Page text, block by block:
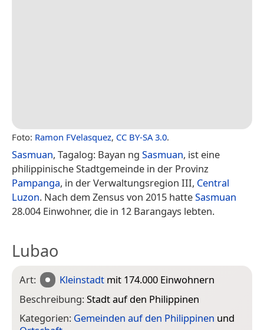
Foto: Ramon FVelasquez, CC BY-SA 3.0.
Sasmuan, Tagalog: Bayan ng Sasmuan, ist eine
philippinische Stadtgemeinde in der Provinz
Pampanga, in der Verwaltungsregion III, Central
Luzon. Nach dem Zensus von 2015 hatteSasmuan
28.004 Einwohner, die in 12 Barangays lebten.
Lubao
Art: Kleinstadt mit 174.000 Einwohnern
Beschreibung:Stadt auf den Philippinen
Kategorien: Gemeinden auf den Philippinen und